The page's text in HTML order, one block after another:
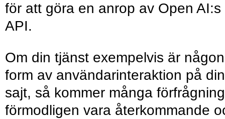
för att göra en anrop av Open AI:s
API.
Om din tjänst exempelvis är någon
form av användarinteraktion på din
sajt, så kommer många
förmodligen vara återkommande